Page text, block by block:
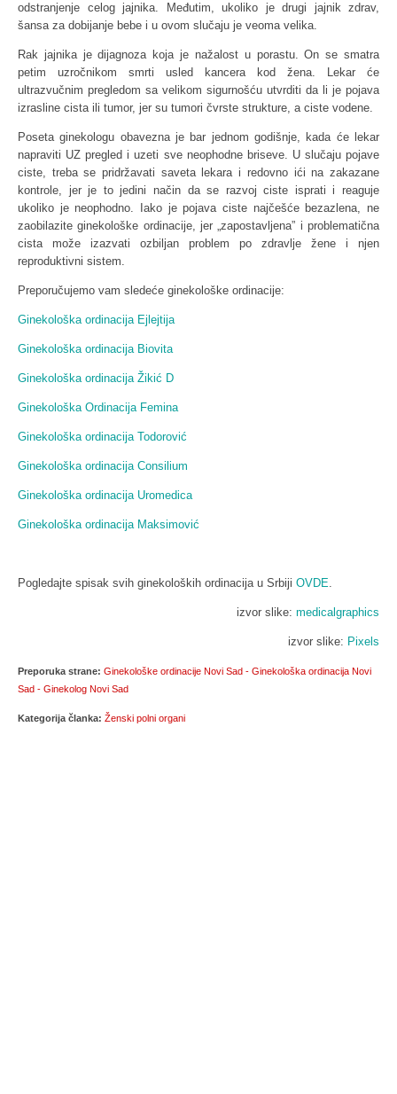
odstranjenje celog jajnika. Međutim, ukoliko je drugi jajnik zdrav,
šansa za dobijanje bebe i u ovom slučaju je veoma velika.
Rak jajnika je dijagnoza koja je nažalost u porastu. On se smatra
petim uzročnikom smrti usled kancera kod žena. Lekar će
ultrazvučnim pregledom sa velikom sigurnošću utvrditi da li je pojava
izrasline cista ili tumor, jer su tumori čvrste strukture, a ciste vodene.
Poseta ginekologu obavezna je bar jednom godišnje, kada će lekar
napraviti UZ pregled i uzeti sve neophodne briseve. U slučaju pojave
ciste, treba se pridržavati saveta lekara i redovno ići na zakazane
kontrole, jer je to jedini način da se razvoj ciste isprati i reaguje
ukoliko je neophodno. Iako je pojava ciste najčešće bezazlena, ne
zaobilazite ginekološke ordinacije, jer „zapostavljena” i problematična
cista može izazvati ozbiljan problem po zdravlje žene i njen
reproduktivni sistem.
Preporučujemo vam sledeće ginekološke ordinacije:
Ginekološka ordinacija Ejlejtija
Ginekološka ordinacija Biovita
Ginekološka ordinacija Žikić D
Ginekološka Ordinacija Femina
Ginekološka ordinacija Todorović
Ginekološka ordinacija Consilium
Ginekološka ordinacija Uromedica
Ginekološka ordinacija Maksimović
Pogledajte spisak svih ginekoloških ordinacija u Srbiji OVDE.
izvor slike: medicalgraphics
izvor slike: Pixels
Preporuka strane: Ginekološke ordinacije Novi Sad - Ginekološka ordinacija Novi
Sad - Ginekolog Novi Sad
Kategorija članka: Ženski polni organi